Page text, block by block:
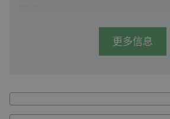
为圆形电缆设计
ASK
更多信息